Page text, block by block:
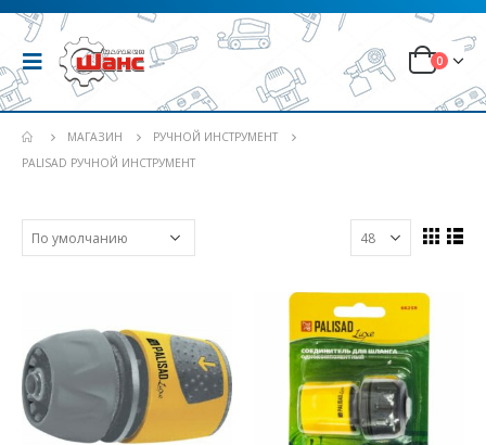
0
МАГАЗИН
РУЧНОЙ ИНСТРУМЕНТ
PALISAD РУЧНОЙ ИНСТРУМЕНТ